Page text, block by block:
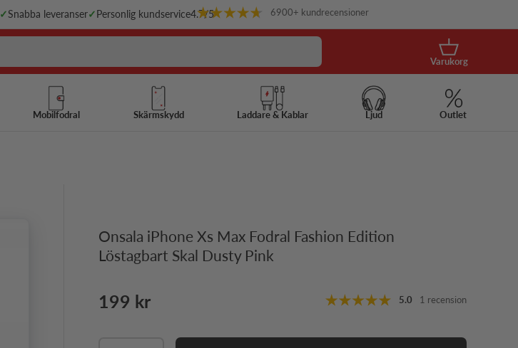
✓Snabba leveranser✓ Personlig kundservice4.7/5 6900+ kundrecensioner
Korg
Varukorg
Mobilfodral Skärmskydd Laddare & Kablar Ljud Outlet
Onsala iPhone Xs Max Fodral Fashion Edition
Löstagbart Skal Dusty Pink
Ordinarie pris
199 kr 5.0 1 recension